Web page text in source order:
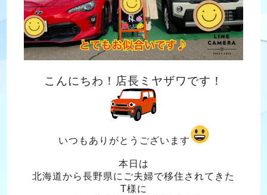
こんにちわ！店長ミヤザワです！
いつもありがとうございます
本日は
北海道から長野県にご夫婦で移住されてきた
T様に